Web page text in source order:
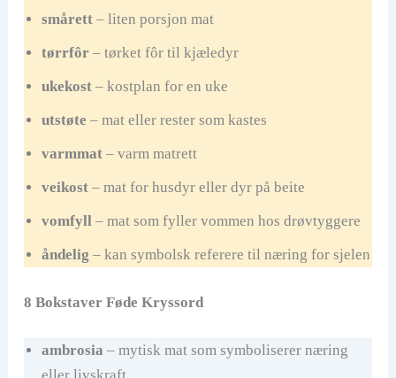
smårett– liten porsjon mat
tørrfôr– tørket fôr til kjæledyr
ukekost– kostplan for en uke
utstøte – mat eller rester som kastes
varmmat– varm matrett
veikost– mat for husdyr eller dyr på beite
vomfyll– mat som fyller vommen hos drøvtyggere
åndelig – kan symbolsk referere til næring for sjelen
8 Bokstaver Føde Kryssord
ambrosia – mytisk mat som symboliserer næring